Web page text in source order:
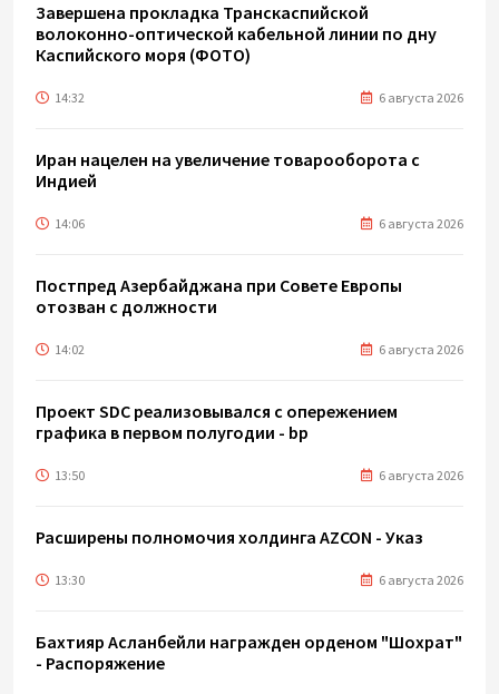
Завершена прокладка Транскаспийской
волоконно-оптической кабельной линии по дну
Каспийского моря (ФОТО)
14:32 6 августа 2026
Иран нацелен на увеличение товарооборота с
Индией
14:06 6 августа 2026
Постпред Азербайджана при Совете Европы
отозван с должности
14:02 6 августа 2026
Проект SDC реализовывался с опережением
графика в первом полугодии - bp
13:50 6 августа 2026
Расширены полномочия холдинга AZCON - Указ
13:30 6 августа 2026
Бахтияр Асланбейли награжден орденом "Шохрат"
- Распоряжение